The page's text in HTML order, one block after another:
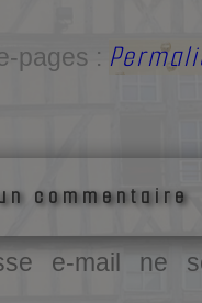
pages :
commentaire
e-mail ne